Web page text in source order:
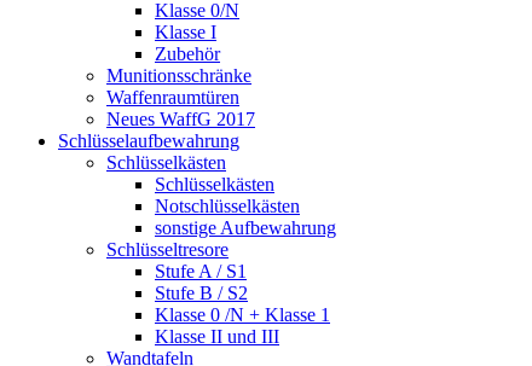
Klasse 0/N
Klasse I
Zubehör
Munitionsschränke
Waffenraumtüren
Neues WaffG 2017
Schlüsselaufbewahrung
Schlüsselkästen
Schlüsselkästen
Notschlüsselkästen
sonstige Aufbewahrung
Schlüsseltresore
Stufe A / S1
Stufe B / S2
Klasse 0 /N + Klasse 1
Klasse II und III
Wandtafeln